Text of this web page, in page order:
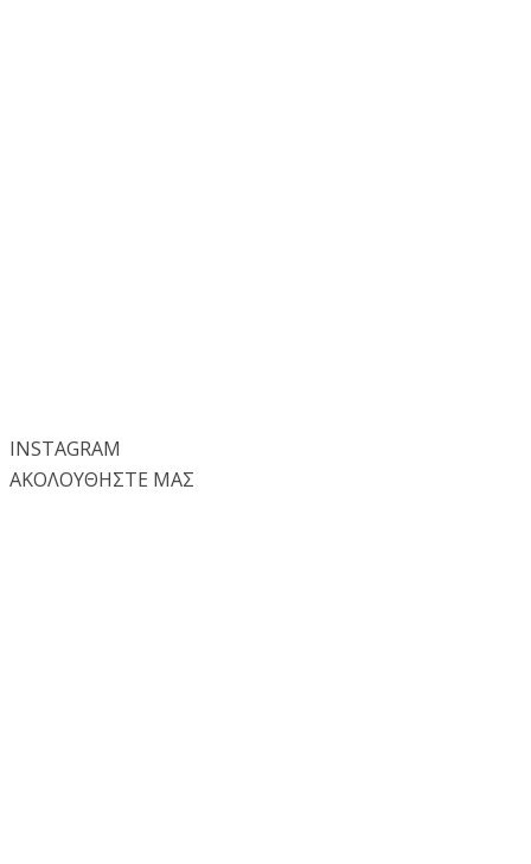
INSTAGRAM
ΑΚΟΛΟΥΘΗΣΤΕ ΜΑΣ